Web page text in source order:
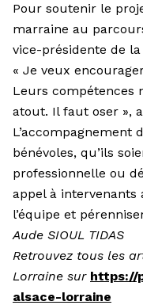
Pour soutenir le
marraine au
vice-présidente de
« Je veux
Leurs compétences
atout. Il faut oser »,
L’accompagnement
bénévoles, qu’ils
professionnelle ou
appel à
l’équipe et
Aude SIOUL TIDAS
Retrouvez tous les
Lorraine sur https://
alsace-lorraine